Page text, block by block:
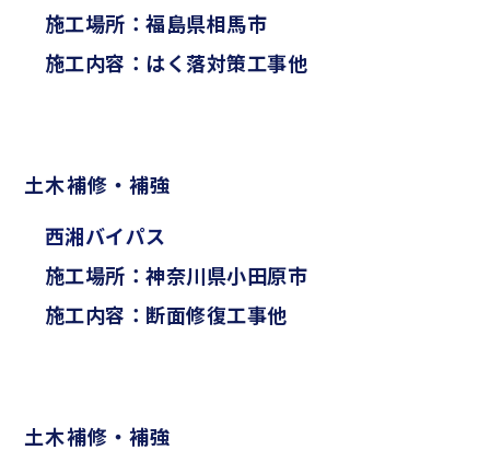
施工場所：福島県相馬市
施工内容：はく落対策工事他
土木補修・補強
西湘バイパス
施工場所：神奈川県小田原市
施工内容：断面修復工事他
土木補修・補強